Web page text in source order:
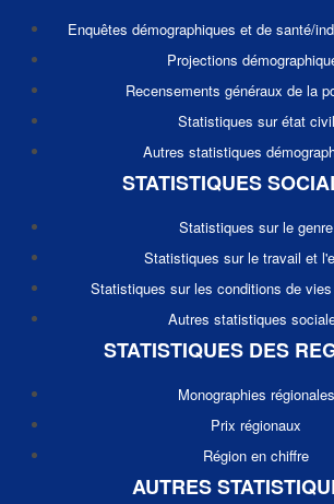
Enquêtes démographiques et de santé/
Projections
Recensements généraux de la
Statistiques sur état civil
Autres statistiques
STATISTIQUES
Statistiques sur le genre
Statistiques sur le travail et
Statistiques sur les conditions de
Autres statistiques
STATISTIQUES DES
Monographies régionales
Prix régionaux
Région en chiffre
AUTRES